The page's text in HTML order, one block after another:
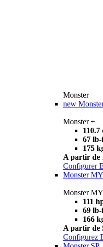
Monster
new
Monster +
110.7
67
175
A partir de
Configurer
Monster
Monster
111
69
166
A partir de
Configurez